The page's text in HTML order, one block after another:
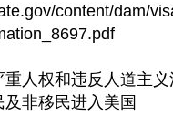
content/dam/
人权和违反人道主义
非移民进入美国